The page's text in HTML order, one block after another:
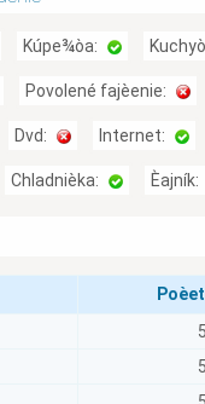
Kúpe¾òa:
Povolené fajèenie:
Dvd: Internet:
Chladnièka: Èajník:
5
5